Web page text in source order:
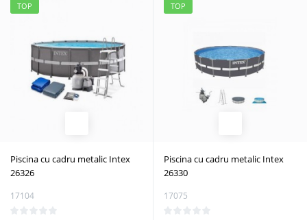
TOP
Piscina cu cadru metalic Intex
26326
17104
TOP
Piscina cu cadru metalic Intex
26330
17075